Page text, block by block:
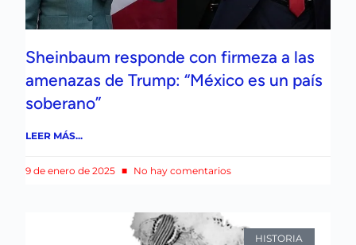
Sheinbaum responde con firmeza a las
amenazas de Trump: “México es un país
soberano”
LEER MÁS...
9 de enero de 2025 No hay comentarios
HISTORIA